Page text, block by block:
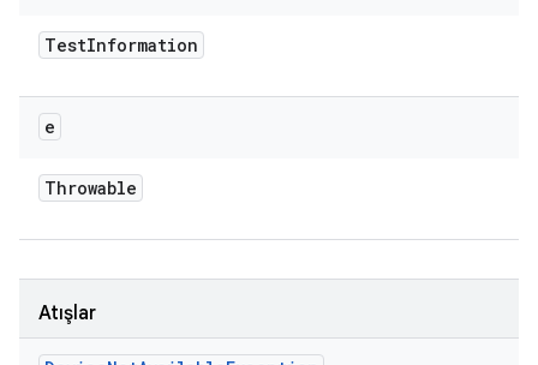
TestInformation
e
Throwable
Atışlar